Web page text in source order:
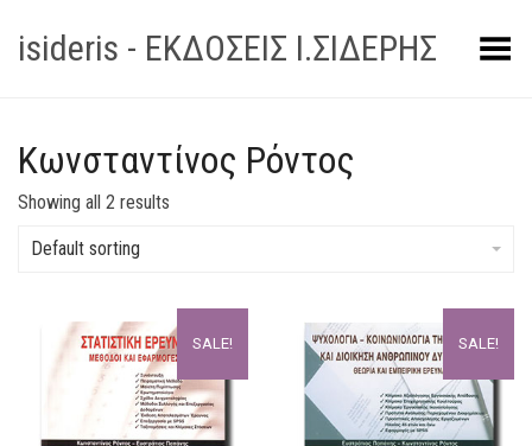
isideris - ΕΚΔΟΣΕΙΣ Ι.ΣΙΔΕΡΗΣToggle Menu
Κωνσταντίνος Ρόντος
Showing all 2 results
Default sorting
SALE! SALE!